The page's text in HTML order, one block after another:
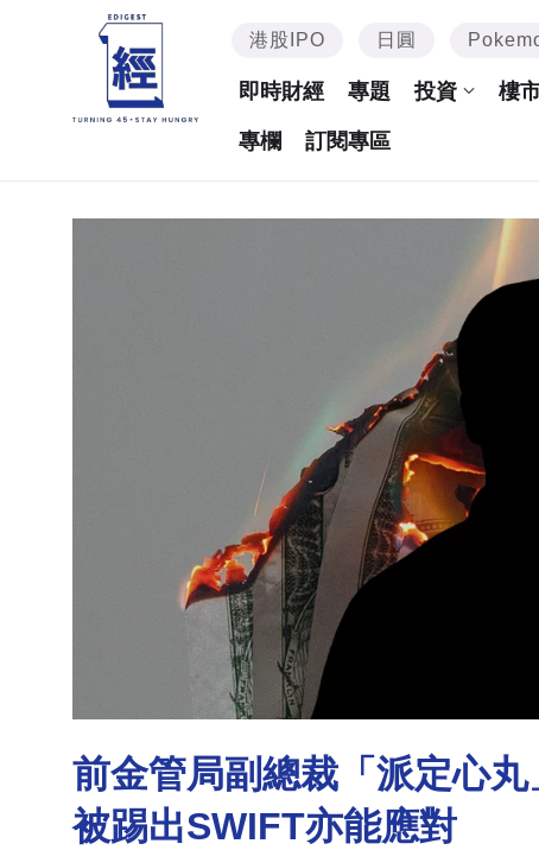
港股IPO 日圓
即時財經 專題 投資 樓
專欄 訂閱專區
前金管局副總裁「派定心
被踢出SWIFT亦能應對